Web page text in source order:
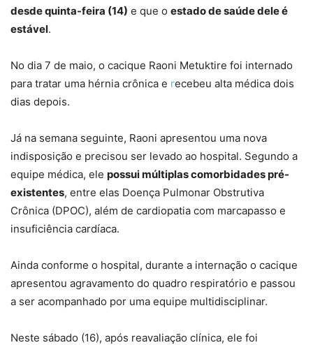
desde quinta-feira (14) e que o estado de saúde dele é
estável.
No dia 7 de maio, o cacique Raoni Metuktire foi internado
para tratar uma hérnia crônica e recebeu alta médica dois
dias depois.
Já na semana seguinte, Raoni apresentou uma nova
indisposição e precisou ser levado ao hospital. Segundo a
equipe médica, ele possui múltiplas comorbidades pré-
existentes, entre elas Doença Pulmonar Obstrutiva
Crônica (DPOC), além de cardiopatia com marcapasso e
insuficiência cardíaca.
Ainda conforme o hospital, durante a internação o cacique
apresentou agravamento do quadro respiratório e passou
a ser acompanhado por uma equipe multidisciplinar.
Neste sábado (16), após reavaliação clínica, ele foi